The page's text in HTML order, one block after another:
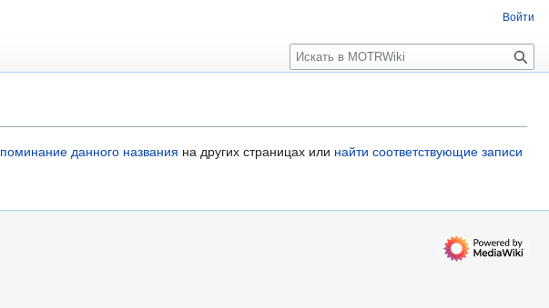
данного названия на других страницах или найти соответствующие записи
Войти
П
о
к